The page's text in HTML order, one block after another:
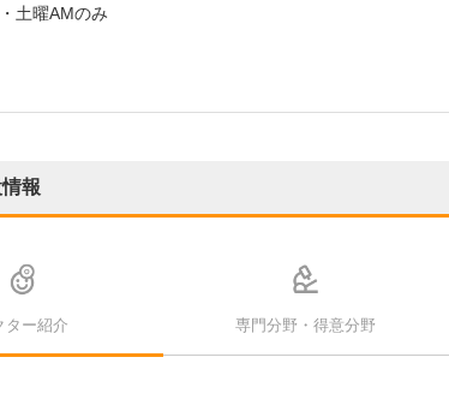
土曜AMのみ
報
ター紹介 専門分野・得意分野